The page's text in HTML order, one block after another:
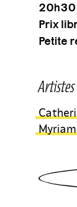
20h30
Prix
Petite
Artistes